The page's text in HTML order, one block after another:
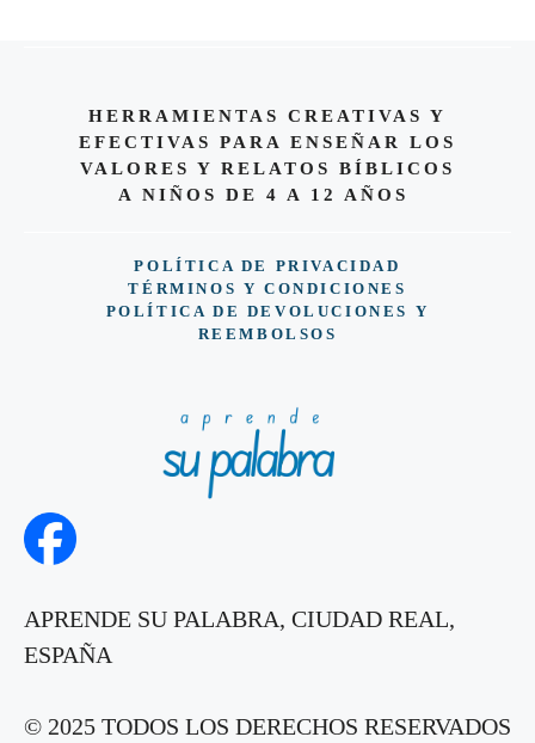
HERRAMIENTAS CREATIVAS Y
EFECTIVAS PARA ENSEÑAR LOS
VALORES Y RELATOS BÍBLICOS
A NIÑOS DE 4 A 12 AÑOS
POLÍTICA DE PRIVACIDAD
TÉRMINOS Y CONDICIONES
POLÍTICA DE DEVOLUCIONES Y
REEMBOLSOS
APRENDE SU PALABRA, CIUDAD REAL,
ESPAÑA
© 2025 TODOS LOS DERECHOS RESERVADOS